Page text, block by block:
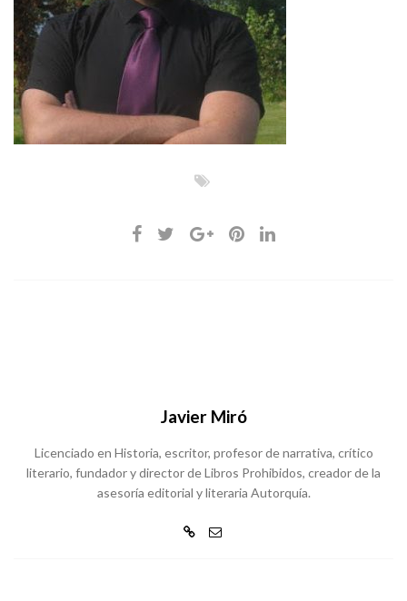
Javier Miró
Licenciado en Historia, escritor, profesor de narrativa, crítico
literario, fundador y director de Libros Prohibidos, creador de la
asesoría editorial y literaria Autorquía.